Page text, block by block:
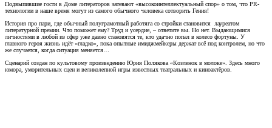
Подвыпившие гости в Доме литераторов затевают «высокоинтеллектуальный спор» о том, что PR-
технологии в наше время могут из самого обычного человека сотворить Гения!
История про пари, где обычный полуграмотный работяга со стройки становится лауреатом
литературной премии. Что поможет ему? Труд и усердие, – ответите вы. Но нет. Выдающимися
личностями в любой из сфер уже давно становятся те, кто удачно попал в колесо фортуны. У
главного героя жизнь идёт «гладко», пока опытные имиджмейкеры держат всё под контролем, но что
же случается, когда ситуация меняется…
Сценарий создан по культовому произведению Юрия Полякова «Козленок в молоке». Здесь много
юмора, уморительных сцен и великолепной игры известных театральных и киноактёров.